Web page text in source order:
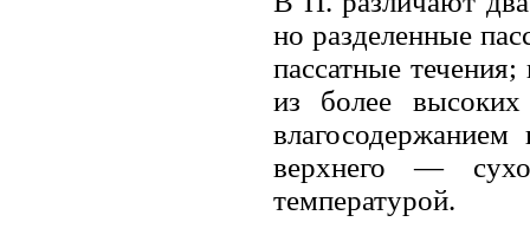
но разделенные
пассатные
из более
верхнего —
температурой.